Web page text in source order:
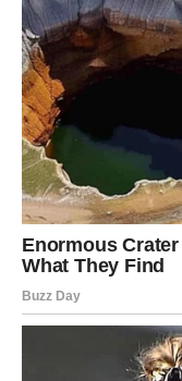
oblikuje, i podsjeća
smisla.